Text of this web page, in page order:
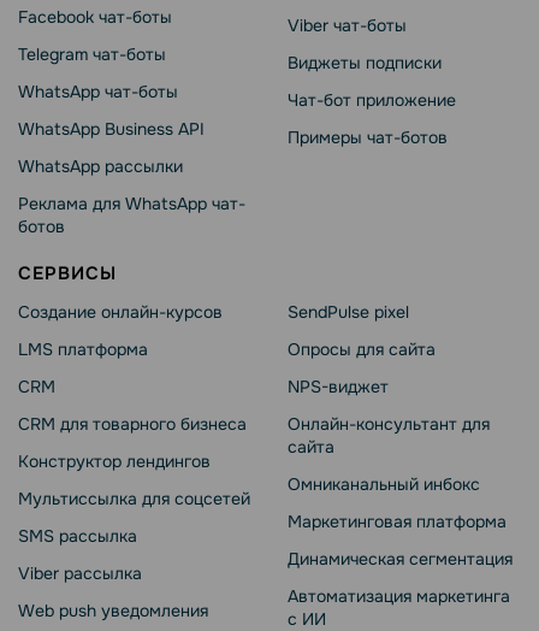
Facebook чат-боты
Telegram чат-боты
WhatsApp чат-боты
WhatsApp Business API
WhatsApp рассылки
Реклама для WhatsApp чат-
ботов
Viber чат-боты
Виджеты подписки
Чат-бот приложение
Примеры чат-ботов
СЕРВИСЫ
Создание онлайн-курсов
LMS платформа
CRM
CRM для товарного бизнеса
Конструктор лендингов
Мультиссылка для соцсетей
SMS рассылка
Viber рассылка
Web push уведомления
SendPulse pixel
Опросы для сайта
NPS-виджет
Онлайн-консультант для
сайта
Омниканальный инбокс
Маркетинговая платформа
Динамическая сегментация
Автоматизация маркетинга
с ИИ